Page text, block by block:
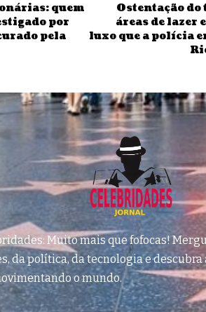
quem
por
pela
Ostentação
áreas de lazer
luxo que a polícia
Muito mais que fofocas!
da política, da tecnologia e
o mundo.